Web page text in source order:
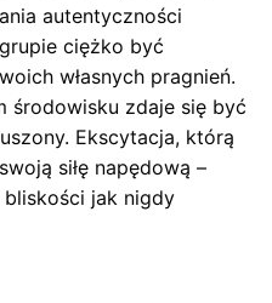
autentyczności
ciężko być
własnych pragnień.
środowisku zdaje się być
Ekscytacja, którą
siłę napędową –
jak nigdy